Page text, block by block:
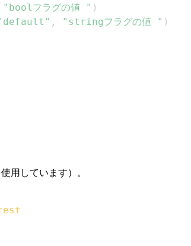
"boolフラグの値 " )
, "stringフラグの値 " )
用しています）。